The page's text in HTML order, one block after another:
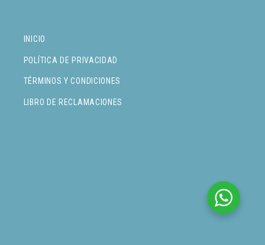
INICIO
POLÍTICA DE PRIVACIDAD
TÉRMINOS Y CONDICIONES
LIBRO DE RECLAMACIONES